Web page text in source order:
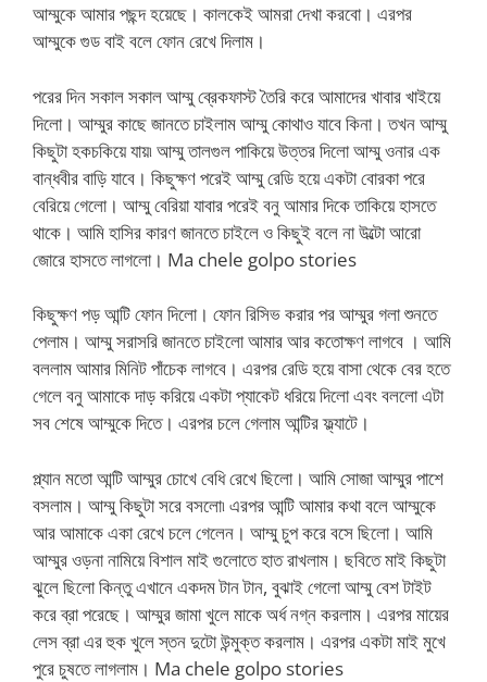
আম্মুকে আমার পছন্দ হয়েছে। কালকেই আমরা দেখা করবো। এরপর
আম্মুকে গুড বাই বলে ফোন রেখে দিলাম।
পরের দিন সকাল সকাল আম্মু ব্রেকফাস্ট তৈরি করে আমাদের খাবার খাইয়ে
দিলো। আম্মুর কাছে জানতে চাইলাম আম্মু কোথাও যাবে কিনা। তখন আম্মু
কিছুটা হকচকিয়ে যায়৷ আম্মু তালগুল পাকিয়ে উত্তর দিলো আম্মু ওনার এক
বান্ধবীর বাড়ি যাবে। কিছুক্ষণ পরেই আম্মু রেডি হয়ে একটা বোরকা পরে
বেরিয়ে গেলো। আম্মু বেরিয়া যাবার পরেই বনু আমার দিকে তাকিয়ে হাসতে
থাকে। আমি হাসির কারণ জানতে চাইলে ও কিছুই বলে না উল্টো আরো
জোরে হাসতে লাগলো। Ma chele golpo stories
কিছুক্ষণ পড় আন্টি ফোন দিলো। ফোন রিসিভ করার পর আম্মুর গলা শুনতে
পেলাম। আম্মু সরাসরি জানতে চাইলো আমার আর কতোক্ষণ লাগবে । আমি
বললাম আমার মিনিট পাঁচেক লাগবে। এরপর রেডি হয়ে বাসা থেকে বের হতে
গেলে বনু আমাকে দাড় করিয়ে একটা প্যাকেট ধরিয়ে দিলো এবং বললো এটা
সব শেষে আম্মুকে দিতে। এরপর চলে গেলাম আন্টির ফ্ল্যাটে।
প্ল্যান মতো আন্টি আম্মুর চোখে বেধি রেখে ছিলো। আমি সোজা আম্মুর পাশে
বসলাম। আম্মু কিছুটা সরে বসলো৷ এরপর আন্টি আমার কথা বলে আম্মুকে
আর আমাকে একা রেখে চলে গেলেন। আম্মু চুপ করে বসে ছিলো। আমি
আম্মুর ওড়না নামিয়ে বিশাল মাই গুলোতে হাত রাখলাম। ছবিতে মাই কিছুটা
ঝুলে ছিলো কিন্তু এখানে একদম টান টান, বুঝাই গেলো আম্মু বেশ টাইট
করে ব্রা পরেছে। আম্মুর জামা খুলে মাকে অর্ধ নগ্ন করলাম। এরপর মায়ের
লেস ব্রা এর হুক খুলে স্তন দুটো উন্মুক্ত করলাম। এরপর একটা মাই মুখে
পুরে চুষতে লাগলাম। Ma chele golpo stories